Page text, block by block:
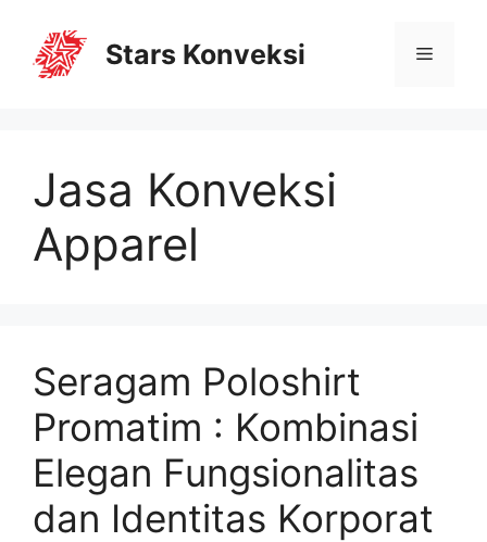
Stars Konveksi
Jasa Konveksi
Apparel
Seragam Poloshirt
Promatim : Kombinasi
Elegan Fungsionalitas
dan Identitas Korporat